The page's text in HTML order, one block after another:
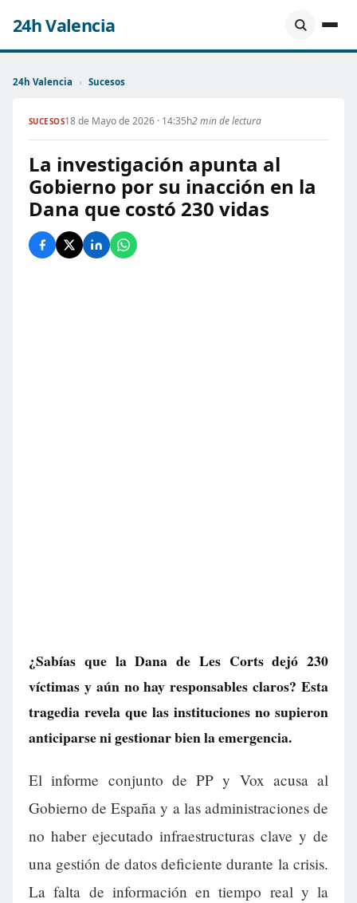
24h Valencia
24h Valencia › Sucesos
SUCESOS18 de Mayo de 2026 · 14:35h2 min de lectura
La investigación apunta al
Gobierno por su inacción en la
Dana que costó 230 vidas
¿Sabías que la Dana de Les Corts dejó 230
víctimas y aún no hay responsables claros? Esta
tragedia revela que las instituciones no supieron
anticiparse ni gestionar bien la emergencia.
El informe conjunto de PP y Vox acusa al
Gobierno de España y a las administraciones de
no haber ejecutado infraestructuras clave y de
una gestión de datos deficiente durante la crisis.
La falta de información en tiempo real y la